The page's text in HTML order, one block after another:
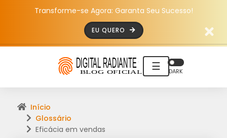
Transforme-se Agora: Garanta Seu Sucesso!
EU QUERO
☰ DARK
Início
Glossário
Eficácia em vendas